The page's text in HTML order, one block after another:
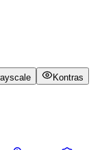
Kontras